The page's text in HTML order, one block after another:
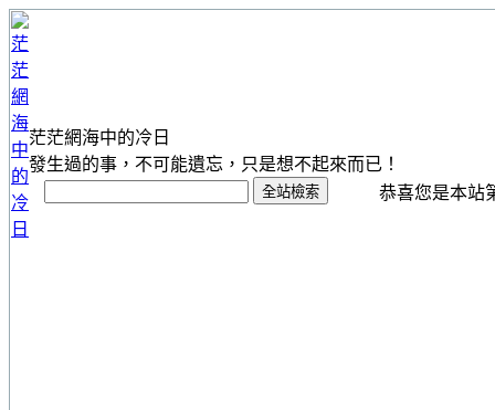
茫茫網海中的冷日
發生過的事，不可能遺忘，只是想不起來而已！
恭喜您是本站